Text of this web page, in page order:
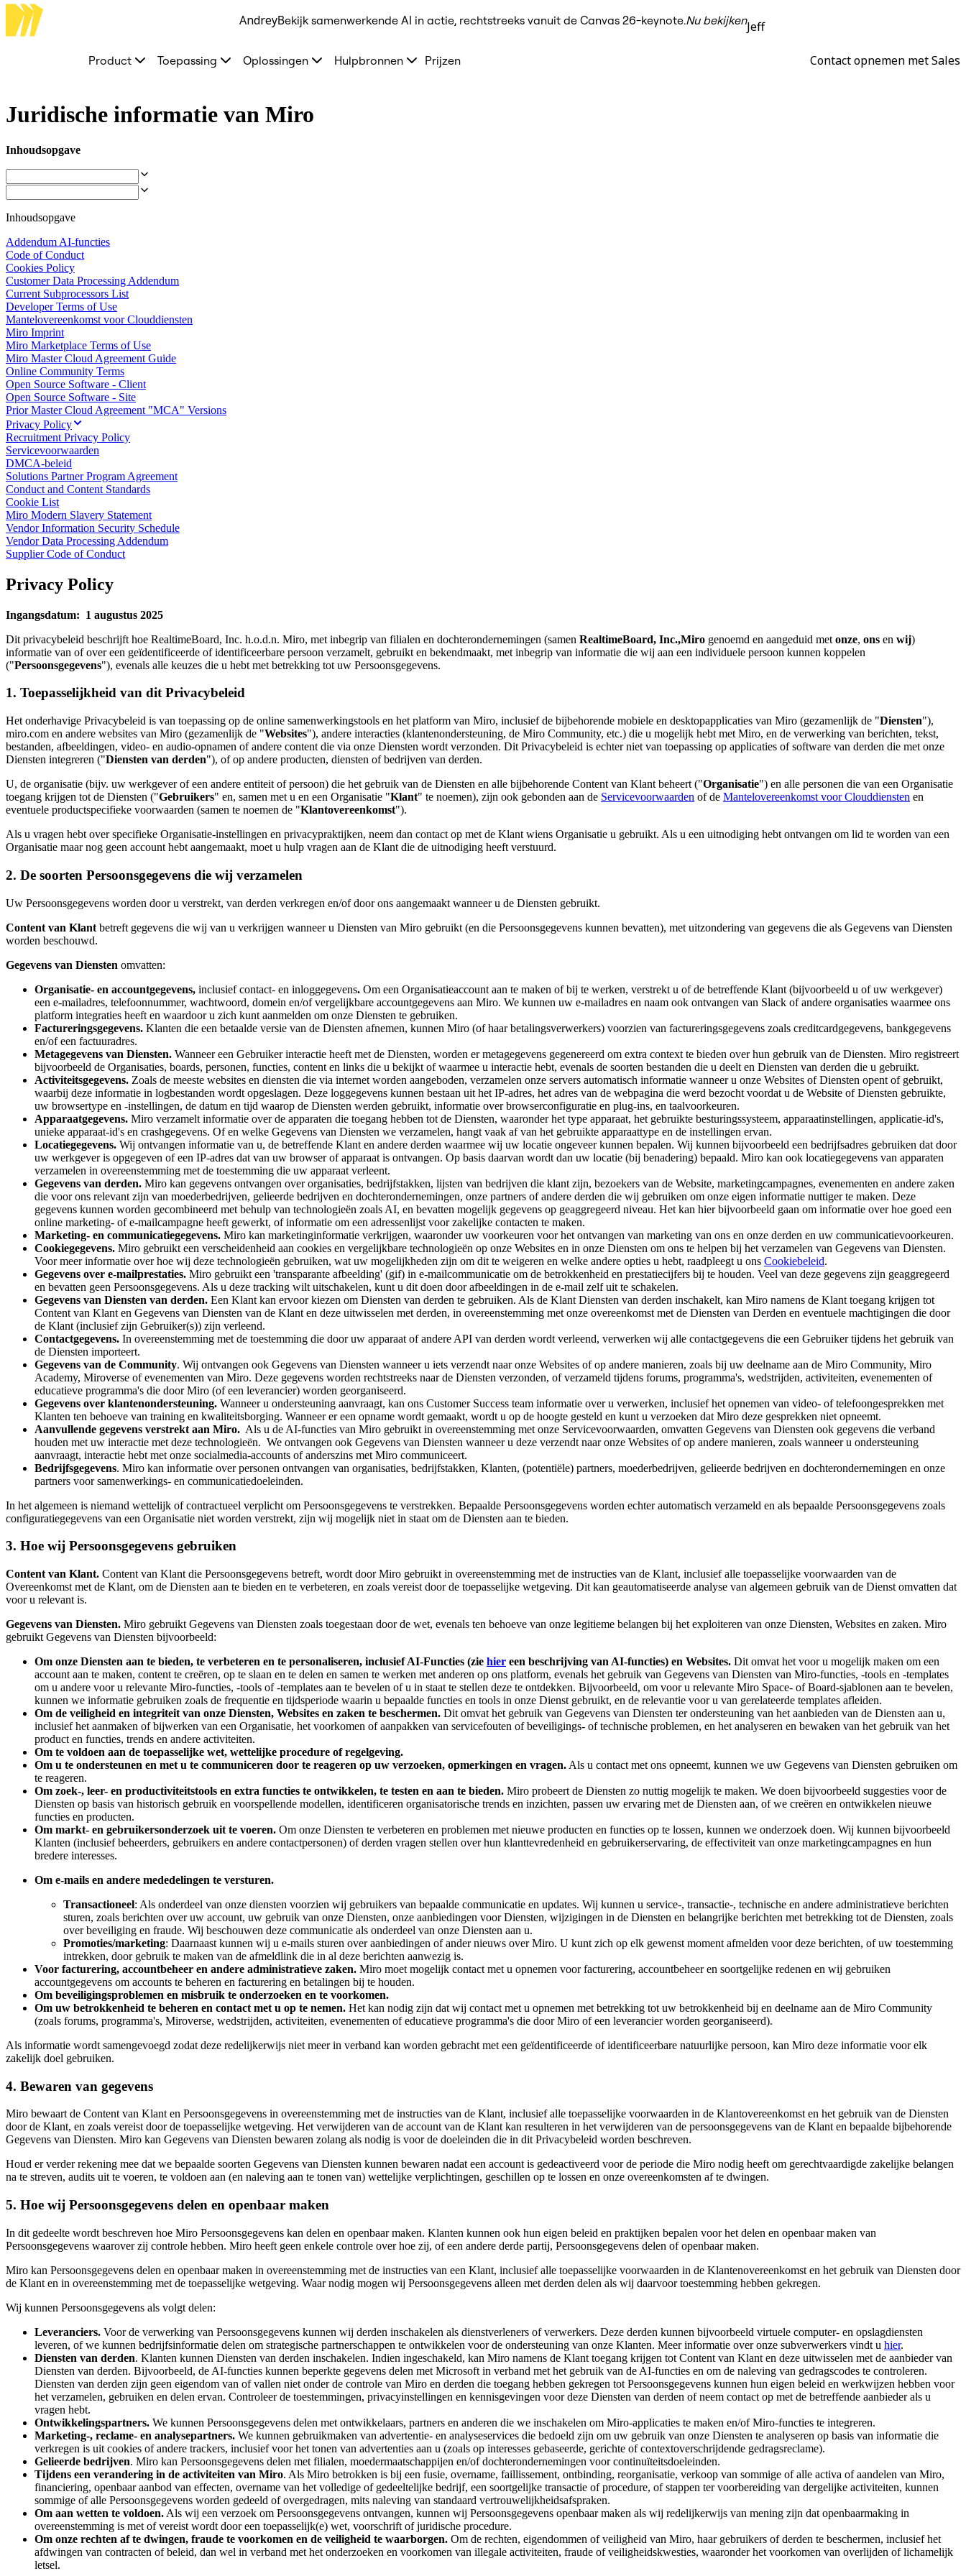
Product
Flows
AI-overzicht
AI-workflows
MCP-server
Integraties
Developer Platform
Indelingen
Whiteboard
Diagrammen
Kanban
Tijdlijnen
Tabellen
Documenten
Slides
Toepassing
Uitgelicht
AI Playbooks ontdekken
Algemeen
Diagramming
Brainstorming
Mindmaps
Flowcharts
Gespecialiseerd
Roadmapping
Procesmapping
Prototypes en wireframes
Customer Journey Mapping
Ontwerpworkshops
Doelplanning
Organisatieontwerp
Oplossingen
Enterprise
Start-ups
Per branche
Digitaal
Professionele dienstverlening
Retail
Financiële dienstverlening
Levenswetenschappen en farmacie
Productbeheer
Design en UX
Productleiderschap en bedrijfsvoering
Marketing
Per strategisch initiatief
Productbesturingssysteem
Werkwijzen-transformatie
Klantervaring en serviceontwerp
Cloud- en softwaretransformatie
Hulpbronnen
Leren
Verhalen van klanten
Academy
Webinars
Reforge Learning
Community en ondersteuning
Helpcentrum
Gebeurtenissen
Community
Blog
Partners en diensten
Miro Professionele Dienstverlening
Solution Partners
Prijzen
AndreyBekijk samenwerkende AI in actie, rechtstreeks vanuit de Canvas 26-keynote.Nu bekijkenJeff
Product Toepassing Oplossingen Hulpbronnen Prijzen Contact opnemen met Sales
Juridische informatie van Miro
Inhoudsopgave
Inhoudsopgave
Addendum AI-functies
Code of Conduct
Cookies Policy
Customer Data Processing Addendum
Current Subprocessors List
Developer Terms of Use
Mantelovereenkomst voor Clouddiensten
Miro Imprint
Miro Marketplace Terms of Use
Miro Master Cloud Agreement Guide
Online Community Terms
Open Source Software - Client
Open Source Software - Site
Prior Master Cloud Agreement "MCA" Versions
Privacy Policy
Recruitment Privacy Policy
Servicevoorwaarden
DMCA-beleid
Solutions Partner Program Agreement
Conduct and Content Standards
Cookie List
Miro Modern Slavery Statement
Vendor Information Security Schedule
Vendor Data Processing Addendum
Supplier Code of Conduct
Privacy Policy
Ingangsdatum: 1 augustus 2025
Dit privacybeleid beschrijft hoe RealtimeBoard, Inc. h.o.d.n. Miro, met inbegrip van filialen en dochterondernemingen (samen RealtimeBoard, Inc.,Miro genoemd en aangeduid met onze, ons en wij)
informatie van of over een geïdentificeerde of identificeerbare persoon verzamelt, gebruikt en bekendmaakt, met inbegrip van informatie die wij aan een individuele persoon kunnen koppelen
("Persoonsgegevens"), evenals alle keuzes die u hebt met betrekking tot uw Persoonsgegevens.
1. Toepasselijkheid van dit Privacybeleid
Het onderhavige Privacybeleid is van toepassing op de online samenwerkingstools en het platform van Miro, inclusief de bijbehorende mobiele en desktopapplicaties van Miro (gezamenlijk de "Diensten"),
miro.com en andere websites van Miro (gezamenlijk de "Websites"), andere interacties (klantenondersteuning, de Miro Community, etc.) die u mogelijk hebt met Miro, en de verwerking van berichten, tekst,
bestanden, afbeeldingen, video- en audio-opnamen of andere content die via onze Diensten wordt verzonden. Dit Privacybeleid is echter niet van toepassing op applicaties of software van derden die met onze
Diensten integreren ("Diensten van derden"), of op andere producten, diensten of bedrijven van derden.
U, de organisatie (bijv. uw werkgever of een andere entiteit of persoon) die het gebruik van de Diensten en alle bijbehorende Content van Klant beheert ("Organisatie") en alle personen die van een Organisatie
toegang krijgen tot de Diensten ("Gebruikers" en, samen met u en een Organisatie "Klant" te noemen), zijn ook gebonden aan de Servicevoorwaarden of de Mantelovereenkomst voor Clouddiensten en
eventuele productspecifieke voorwaarden (samen te noemen de "Klantovereenkomst").
Als u vragen hebt over specifieke Organisatie-instellingen en privacypraktijken, neem dan contact op met de Klant wiens Organisatie u gebruikt. Als u een uitnodiging hebt ontvangen om lid te worden van een
Organisatie maar nog geen account hebt aangemaakt, moet u hulp vragen aan de Klant die de uitnodiging heeft verstuurd.
2. De soorten Persoonsgegevens die wij verzamelen
Uw Persoonsgegevens worden door u verstrekt, van derden verkregen en/of door ons aangemaakt wanneer u de Diensten gebruikt.
Content van Klant betreft gegevens die wij van u verkrijgen wanneer u Diensten van Miro gebruikt (en die Persoonsgegevens kunnen bevatten), met uitzondering van gegevens die als Gegevens van Diensten
worden beschouwd.
Gegevens van Diensten omvatten:
Organisatie- en accountgegevens, inclusief contact- en inloggegevens. Om een Organisatieaccount aan te maken of bij te werken, verstrekt u of de betreffende Klant (bijvoorbeeld u of uw werkgever)
een e-mailadres, telefoonnummer, wachtwoord, domein en/of vergelijkbare accountgegevens aan Miro. We kunnen uw e-mailadres en naam ook ontvangen van Slack of andere organisaties waarmee ons
platform integraties heeft en waardoor u zich kunt aanmelden om onze Diensten te gebruiken.
Factureringsgegevens. Klanten die een betaalde versie van de Diensten afnemen, kunnen Miro (of haar betalingsverwerkers) voorzien van factureringsgegevens zoals creditcardgegevens, bankgegevens
en/of een factuuradres.
Metagegevens van Diensten. Wanneer een Gebruiker interactie heeft met de Diensten, worden er metagegevens gegenereerd om extra context te bieden over hun gebruik van de Diensten. Miro registreert
bijvoorbeeld de Organisaties, boards, personen, functies, content en links die u bekijkt of waarmee u interactie hebt, evenals de soorten bestanden die u deelt en Diensten van derden die u gebruikt.
Activiteitsgegevens. Zoals de meeste websites en diensten die via internet worden aangeboden, verzamelen onze servers automatisch informatie wanneer u onze Websites of Diensten opent of gebruikt,
waarbij deze informatie in logbestanden wordt opgeslagen. Deze loggegevens kunnen bestaan uit het IP-adres, het adres van de webpagina die werd bezocht voordat u de Website of Diensten gebruikte,
uw browsertype en -instellingen, de datum en tijd waarop de Diensten werden gebruikt, informatie over browserconfiguratie en plug-ins, en taalvoorkeuren.
Apparaatgegevens. Miro verzamelt informatie over de apparaten die toegang hebben tot de Diensten, waaronder het type apparaat, het gebruikte besturingssysteem, apparaatinstellingen, applicatie-id's,
unieke apparaat-id's en crashgegevens. Of en welke Gegevens van Diensten we verzamelen, hangt vaak af van het gebruikte apparaattype en de instellingen ervan.
Locatiegegevens. Wij ontvangen informatie van u, de betreffende Klant en andere derden waarmee wij uw locatie ongeveer kunnen bepalen. Wij kunnen bijvoorbeeld een bedrijfsadres gebruiken dat door
uw werkgever is opgegeven of een IP-adres dat van uw browser of apparaat is ontvangen. Op basis daarvan wordt dan uw locatie (bij benadering) bepaald. Miro kan ook locatiegegevens van apparaten
verzamelen in overeenstemming met de toestemming die uw apparaat verleent.
Gegevens van derden. Miro kan gegevens ontvangen over organisaties, bedrijfstakken, lijsten van bedrijven die klant zijn, bezoekers van de Website, marketingcampagnes, evenementen en andere zaken
die voor ons relevant zijn van moederbedrijven, gelieerde bedrijven en dochterondernemingen, onze partners of andere derden die wij gebruiken om onze eigen informatie nuttiger te maken. Deze
gegevens kunnen worden gecombineerd met behulp van technologieën zoals AI, en bevatten mogelijk gegevens op geaggregeerd niveau. Het kan hier bijvoorbeeld gaan om informatie over hoe goed een
online marketing- of e-mailcampagne heeft gewerkt, of informatie om een adressenlijst voor zakelijke contacten te maken.
Marketing- en communicatiegegevens. Miro kan marketinginformatie verkrijgen, waaronder uw voorkeuren voor het ontvangen van marketing van ons en onze derden en uw communicatievoorkeuren.
Cookiegegevens. Miro gebruikt een verscheidenheid aan cookies en vergelijkbare technologieën op onze Websites en in onze Diensten om ons te helpen bij het verzamelen van Gegevens van Diensten.
Voor meer informatie over hoe wij deze technologieën gebruiken, wat uw mogelijkheden zijn om dit te weigeren en welke andere opties u hebt, raadpleegt u ons Cookiebeleid.
Gegevens over e-mailprestaties. Miro gebruikt een 'transparante afbeelding' (gif) in e-mailcommunicatie om de betrokkenheid en prestatiecijfers bij te houden. Veel van deze gegevens zijn geaggregeerd
en bevatten geen Persoonsgegevens. Als u deze tracking wilt uitschakelen, kunt u dit doen door afbeeldingen in de e-mail zelf uit te schakelen.
Gegevens van Diensten van derden. Een Klant kan ervoor kiezen om Diensten van derden te gebruiken. Als de Klant Diensten van derden inschakelt, kan Miro namens de Klant toegang krijgen tot
Content van Klant en Gegevens van Diensten van de Klant en deze uitwisselen met derden, in overeenstemming met onze overeenkomst met de Diensten van Derden en eventuele machtigingen die door
de Klant (inclusief zijn Gebruiker(s)) zijn verleend.
Contactgegevens. In overeenstemming met de toestemming die door uw apparaat of andere API van derden wordt verleend, verwerken wij alle contactgegevens die een Gebruiker tijdens het gebruik van
de Diensten importeert.
Gegevens van de Community. Wij ontvangen ook Gegevens van Diensten wanneer u iets verzendt naar onze Websites of op andere manieren, zoals bij uw deelname aan de Miro Community, Miro
Academy, Miroverse of evenementen van Miro. Deze gegevens worden rechtstreeks naar de Diensten verzonden, of verzameld tijdens forums, programma's, wedstrijden, activiteiten, evenementen of
educatieve programma's die door Miro (of een leverancier) worden georganiseerd.
Gegevens over klantenondersteuning. Wanneer u ondersteuning aanvraagt, kan ons Customer Success team informatie over u verwerken, inclusief het opnemen van video- of telefoongesprekken met
Klanten ten behoeve van training en kwaliteitsborging. Wanneer er een opname wordt gemaakt, wordt u op de hoogte gesteld en kunt u verzoeken dat Miro deze gesprekken niet opneemt.
Aanvullende gegevens verstrekt aan Miro. Als u de AI-functies van Miro gebruikt in overeenstemming met onze Servicevoorwaarden, omvatten Gegevens van Diensten ook gegevens die verband
houden met uw interactie met deze technologieën. We ontvangen ook Gegevens van Diensten wanneer u deze verzendt naar onze Websites of op andere manieren, zoals wanneer u ondersteuning
aanvraagt, interactie hebt met onze socialmedia-accounts of anderszins met Miro communiceert.
Bedrijfsgegevens. Miro kan informatie over personen ontvangen van organisaties, bedrijfstakken, Klanten, (potentiële) partners, moederbedrijven, gelieerde bedrijven en dochterondernemingen en onze
partners voor samenwerkings- en communicatiedoeleinden.
In het algemeen is niemand wettelijk of contractueel verplicht om Persoonsgegevens te verstrekken. Bepaalde Persoonsgegevens worden echter automatisch verzameld en als bepaalde Persoonsgegevens zoals
configuratiegegevens van een Organisatie niet worden verstrekt, zijn wij mogelijk niet in staat om de Diensten aan te bieden.
3. Hoe wij Persoonsgegevens gebruiken
Content van Klant. Content van Klant die Persoonsgegevens betreft, wordt door Miro gebruikt in overeenstemming met de instructies van de Klant, inclusief alle toepasselijke voorwaarden van de
Overeenkomst met de Klant, om de Diensten aan te bieden en te verbeteren, en zoals vereist door de toepasselijke wetgeving. Dit kan geautomatiseerde analyse van algemeen gebruik van de Dienst omvatten dat
voor u relevant is.
Gegevens van Diensten. Miro gebruikt Gegevens van Diensten zoals toegestaan door de wet, evenals ten behoeve van onze legitieme belangen bij het exploiteren van onze Diensten, Websites en zaken. Miro
gebruikt Gegevens van Diensten bijvoorbeeld:
Om onze Diensten aan te bieden, te verbeteren en te personaliseren, inclusief AI-Functies (zie hier een beschrijving van AI-functies) en Websites. Dit omvat het voor u mogelijk maken om een
account aan te maken, content te creëren, op te slaan en te delen en samen te werken met anderen op ons platform, evenals het gebruik van Gegevens van Diensten van Miro-functies, -tools en -templates
om u andere voor u relevante Miro-functies, -tools of -templates aan te bevelen of u in staat te stellen deze te ontdekken. Bijvoorbeeld, om voor u relevante Miro Space- of Board-sjablonen aan te bevelen,
kunnen we informatie gebruiken zoals de frequentie en tijdsperiode waarin u bepaalde functies en tools in onze Dienst gebruikt, en de relevantie voor u van gerelateerde templates afleiden.
Om de veiligheid en integriteit van onze Diensten, Websites en zaken te beschermen. Dit omvat het gebruik van Gegevens van Diensten ter ondersteuning van het aanbieden van de Diensten aan u,
inclusief het aanmaken of bijwerken van een Organisatie, het voorkomen of aanpakken van servicefouten of beveiligings- of technische problemen, en het analyseren en bewaken van het gebruik van het
product en functies, trends en andere activiteiten.
Om te voldoen aan de toepasselijke wet, wettelijke procedure of regelgeving.
Om u te ondersteunen en met u te communiceren door te reageren op uw verzoeken, opmerkingen en vragen. Als u contact met ons opneemt, kunnen we uw Gegevens van Diensten gebruiken om
te reageren.
Om zoek-, leer- en productiviteitstools en extra functies te ontwikkelen, te testen en aan te bieden. Miro probeert de Diensten zo nuttig mogelijk te maken. We doen bijvoorbeeld suggesties voor de
Diensten op basis van historisch gebruik en voorspellende modellen, identificeren organisatorische trends en inzichten, passen uw ervaring met de Diensten aan, of we creëren en ontwikkelen nieuwe
functies en producten.
Om markt- en gebruikersonderzoek uit te voeren. Om onze Diensten te verbeteren en problemen met nieuwe producten en functies op te lossen, kunnen we onderzoek doen. Wij kunnen bijvoorbeeld
Klanten (inclusief beheerders, gebruikers en andere contactpersonen) of derden vragen stellen over hun klanttevredenheid en gebruikerservaring, de effectiviteit van onze marketingcampagnes en hun
bredere interesses.
Om e-mails en andere mededelingen te versturen.
Transactioneel: Als onderdeel van onze diensten voorzien wij gebruikers van bepaalde communicatie en updates. Wij kunnen u service-, transactie-, technische en andere administratieve berichten
sturen, zoals berichten over uw account, uw gebruik van onze Diensten, onze aanbiedingen voor Diensten, wijzigingen in de Diensten en belangrijke berichten met betrekking tot de Diensten, zoals
over beveiliging en fraude. Wij beschouwen deze communicatie als onderdeel van onze Diensten aan u.
Promoties/marketing: Daarnaast kunnen wij u e-mails sturen over aanbiedingen of ander nieuws over Miro. U kunt zich op elk gewenst moment afmelden voor deze berichten, of uw toestemming
intrekken, door gebruik te maken van de afmeldlink die in al deze berichten aanwezig is.
Voor facturering, accountbeheer en andere administratieve zaken. Miro moet mogelijk contact met u opnemen voor facturering, accountbeheer en soortgelijke redenen en wij gebruiken
accountgegevens om accounts te beheren en facturering en betalingen bij te houden.
Om beveiligingsproblemen en misbruik te onderzoeken en te voorkomen.
Om uw betrokkenheid te beheren en contact met u op te nemen. Het kan nodig zijn dat wij contact met u opnemen met betrekking tot uw betrokkenheid bij en deelname aan de Miro Community
(zoals forums, programma's, Miroverse, wedstrijden, activiteiten, evenementen of educatieve programma's die door Miro of een leverancier worden georganiseerd).
Als informatie wordt samengevoegd zodat deze redelijkerwijs niet meer in verband kan worden gebracht met een geïdentificeerde of identificeerbare natuurlijke persoon, kan Miro deze informatie voor elk
zakelijk doel gebruiken.
4. Bewaren van gegevens
Miro bewaart de Content van Klant en Persoonsgegevens in overeenstemming met de instructies van de Klant, inclusief alle toepasselijke voorwaarden in de Klantovereenkomst en het gebruik van de Diensten
door de Klant, en zoals vereist door de toepasselijke wetgeving. Het verwijderen van de account van de Klant kan resulteren in het verwijderen van de persoonsgegevens van de Klant en bepaalde bijbehorende
Gegevens van Diensten. Miro kan Gegevens van Diensten bewaren zolang als nodig is voor de doeleinden die in dit Privacybeleid worden beschreven.
Houd er verder rekening mee dat we bepaalde soorten Gegevens van Diensten kunnen bewaren nadat een account is gedeactiveerd voor de periode die Miro nodig heeft om gerechtvaardigde zakelijke belangen
na te streven, audits uit te voeren, te voldoen aan (en naleving aan te tonen van) wettelijke verplichtingen, geschillen op te lossen en onze overeenkomsten af te dwingen.
5. Hoe wij Persoonsgegevens delen en openbaar maken
In dit gedeelte wordt beschreven hoe Miro Persoonsgegevens kan delen en openbaar maken. Klanten kunnen ook hun eigen beleid en praktijken bepalen voor het delen en openbaar maken van
Persoonsgegevens waarover zij controle hebben. Miro heeft geen enkele controle over hoe zij, of een andere derde partij, Persoonsgegevens delen of openbaar maken.
Miro kan Persoonsgegevens delen en openbaar maken in overeenstemming met de instructies van een Klant, inclusief alle toepasselijke voorwaarden in de Klantenovereenkomst en het gebruik van Diensten door
de Klant en in overeenstemming met de toepasselijke wetgeving. Waar nodig mogen wij Persoonsgegevens alleen met derden delen als wij daarvoor toestemming hebben gekregen.
Wij kunnen Persoonsgegevens als volgt delen:
Leveranciers. Voor de verwerking van Persoonsgegevens kunnen wij derden inschakelen als dienstverleners of verwerkers. Deze derden kunnen bijvoorbeeld virtuele computer- en opslagdiensten
leveren, of we kunnen bedrijfsinformatie delen om strategische partnerschappen te ontwikkelen voor de ondersteuning van onze Klanten. Meer informatie over onze subverwerkers vindt u hier.
Diensten van derden. Klanten kunnen Diensten van derden inschakelen. Indien ingeschakeld, kan Miro namens de Klant toegang krijgen tot Content van Klant en deze uitwisselen met de aanbieder van
Diensten van derden. Bijvoorbeeld, de AI-functies kunnen beperkte gegevens delen met Microsoft in verband met het gebruik van de AI-functies en om de naleving van gedragscodes te controleren.
Diensten van derden zijn geen eigendom van of vallen niet onder de controle van Miro en derden die toegang hebben gekregen tot Persoonsgegevens kunnen hun eigen beleid en werkwijzen hebben voor
het verzamelen, gebruiken en delen ervan. Controleer de toestemmingen, privacyinstellingen en kennisgevingen voor deze Diensten van derden of neem contact op met de betreffende aanbieder als u
vragen hebt.
Ontwikkelingspartners. We kunnen Persoonsgegevens delen met ontwikkelaars, partners en anderen die we inschakelen om Miro-applicaties te maken en/of Miro-functies te integreren.
Marketing-, reclame- en analysepartners. We kunnen gebruikmaken van advertentie- en analyseservices die bedoeld zijn om uw gebruik van onze Diensten te analyseren op basis van informatie die
verkregen is uit cookies of andere trackers, inclusief voor het tonen van advertenties aan u (zoals op interesses gebaseerde, gerichte of contextoverschrijdende gedragsreclame).
Gelieerde bedrijven. Miro kan Persoonsgegevens delen met filialen, moedermaatschappijen en/of dochterondernemingen voor continuïteitsdoeleinden.
Tijdens een verandering in de activiteiten van Miro. Als Miro betrokken is bij een fusie, overname, faillissement, ontbinding, reorganisatie, verkoop van sommige of alle activa of aandelen van Miro,
financiering, openbaar aanbod van effecten, overname van het volledige of gedeeltelijke bedrijf, een soortgelijke transactie of procedure, of stappen ter voorbereiding van dergelijke activiteiten, kunnen
sommige of alle Persoonsgegevens worden gedeeld of overgedragen, mits naleving van standaard vertrouwelijkheidsafspraken.
Om aan wetten te voldoen. Als wij een verzoek om Persoonsgegevens ontvangen, kunnen wij Persoonsgegevens openbaar maken als wij redelijkerwijs van mening zijn dat openbaarmaking in
overeenstemming is met of vereist wordt door een toepasselijk(e) wet, voorschrift of juridische procedure.
Om onze rechten af te dwingen, fraude te voorkomen en de veiligheid te waarborgen. Om de rechten, eigendommen of veiligheid van Miro, haar gebruikers of derden te beschermen, inclusief het
afdwingen van contracten of beleid, dan wel in verband met het onderzoeken en voorkomen van illegale activiteiten, fraude of veiligheidskwesties, waaronder het voorkomen van overlijden of lichamelijk
letsel.